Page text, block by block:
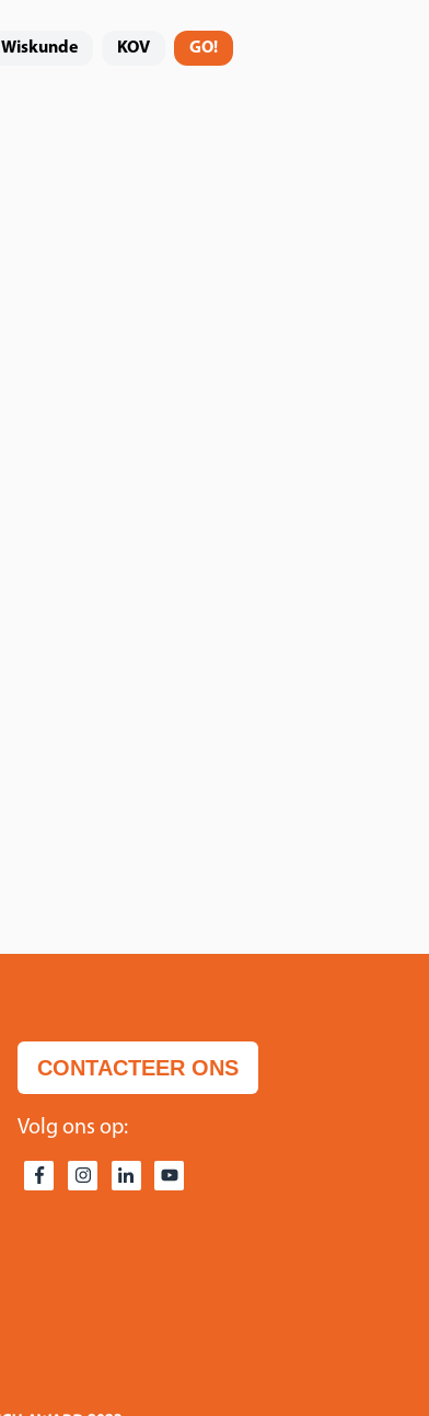
Wiskunde KOV GO!
CONTACTEER ONS
Volg ons op: